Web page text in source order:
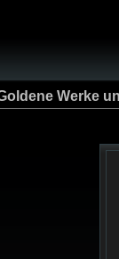
Werke